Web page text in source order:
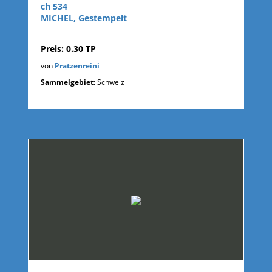
ch 534
MICHEL, Gestempelt
Preis: 0.30 TP
von Pratzenreini
Sammelgebiet:Schweiz